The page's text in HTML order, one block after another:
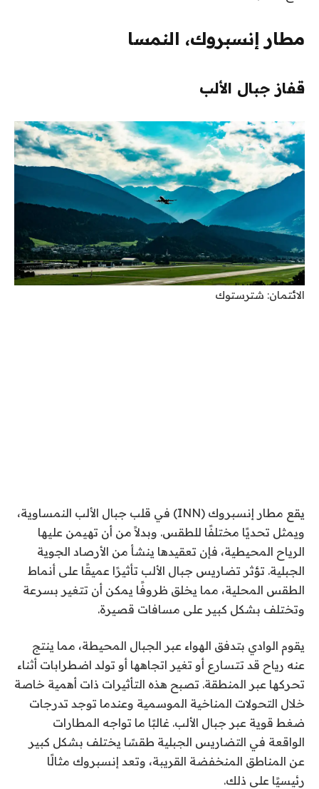
مطار إنسبروك، النمسا
قفاز جبال الألب
الائتمان: شترستوك
يقع مطار إنسبروك (INN) في قلب جبال الألب النمساوية،
ويمثل تحديًا مختلفًا للطقس. وبدلاً من أن تهيمن عليها
الرياح المحيطية، فإن تعقيدها ينشأ من الأرصاد الجوية
الجبلية. تؤثر تضاريس جبال الألب تأثيرًا عميقًا على أنماط
الطقس المحلية، مما يخلق ظروفًا يمكن أن تتغير بسرعة
وتختلف بشكل كبير على مسافات قصيرة.
يقوم الوادي بتدفق الهواء عبر الجبال المحيطة، مما ينتج
عنه رياح قد تتسارع أو تغير اتجاهها أو تولد اضطرابات أثناء
تحركها عبر المنطقة. تصبح هذه التأثيرات ذات أهمية خاصة
خلال التحولات المناخية الموسمية وعندما توجد تدرجات
ضغط قوية عبر جبال الألب. غالبًا ما تواجه المطارات
الواقعة في التضاريس الجبلية طقسًا يختلف بشكل كبير
عن المناطق المنخفضة القريبة، وتعد إنسبروك مثالًا
رئيسيًا على ذلك.